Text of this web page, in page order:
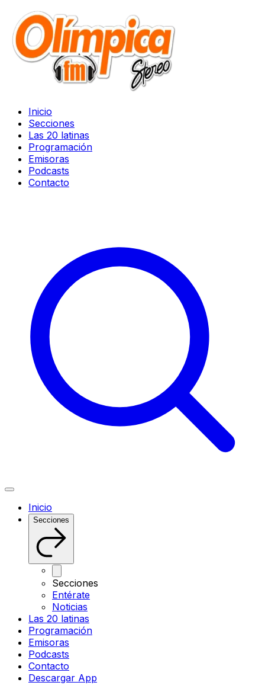
Inicio
Secciones
Las 20 latinas
Programación
Emisoras
Podcasts
Contacto
Inicio
Secciones
Secciones
Entérate
Noticias
Las 20 latinas
Programación
Emisoras
Podcasts
Contacto
Descargar App